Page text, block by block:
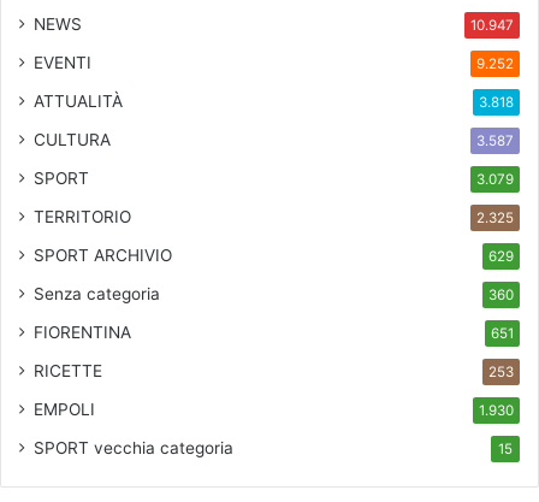
NEWS 10.947
EVENTI 9.252
ATTUALITÀ 3.818
CULTURA 3.587
SPORT 3.079
TERRITORIO 2.325
SPORT ARCHIVIO 629
Senza categoria 360
FIORENTINA 651
RICETTE 253
EMPOLI 1.930
SPORT vecchia categoria 15